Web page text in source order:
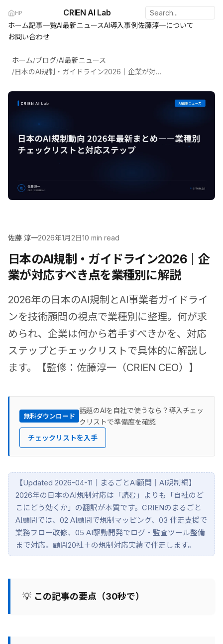
HP CRIEN AI Lab
ホーム記事一覧AI最新ニュースAI導入事例佐藤淳一について
お問い合わせ
ホーム/ブログ/AI最新ニュース
/ 日本のAI規制・ガイドライン2026｜企業が対応すべき点を業種別に解説
佐藤 淳一2026年1月2日10 min read
日本のAI規制・ガイドライン2026｜企
業が対応すべき点を業種別に解説
2026年の日本のAI規制とAI事業者ガイドライ
ンを技術顧問の視点で業種別に整理。何が求
められ、企業は何から着手すべきかを、対応
ステップとチェックリストで具体的に解説し
ます。【監修：佐藤淳一（CRIEN CEO）】
無料ダウンロード
話題のAIを自社で使うなら？導入チェッ
クリストで準備度を確認
チェックリストを入手
【Updated 2026-04-11｜まるごとAI顧問｜AI規制編】
2026年の日本のAI規制対応は「読む」よりも「自社のど
こにどう効くか」の翻訳が本質です。CRIENのまるごと
AI顧問では、02 AI顧問で規制マッピング、03 伴走支援で
業務フロー改修、05 AI駆動開発でログ・監査ツール整備
まで対応。顧問20社＋の規制対応実績で伴走します。
💡 この記事の要点（30秒で）